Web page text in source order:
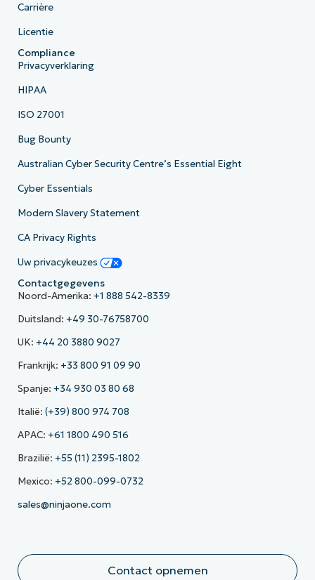
Carrière
Licentie
Compliance
Privacyverklaring
HIPAA
ISO 27001
Bug Bounty
Australian Cyber Security Centre’s Essential Eight
Cyber Essentials
Modern Slavery Statement
CA Privacy Rights
Uw privacykeuzes
Contactgegevens
Noord-Amerika: +1 888 542-8339
Duitsland: +49 30-76758700
UK: +44 20 3880 9027
Frankrijk: +33 800 91 09 90
Spanje: +34 930 03 80 68
Italië: (+39) 800 974 708
APAC: +61 1800 490 516
Brazilië: +55 (11) 2395-1802
Mexico: +52 800-099-0732
sales@ninjaone.com
Contact opnemen